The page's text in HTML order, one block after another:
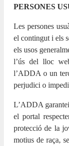
PERSONES
Les persones
el contingut i els
els usos
l’ús del lloc
l’ADDA o un
perjudici o
L’ADDA
el portal
protecció de la
motius de raça,